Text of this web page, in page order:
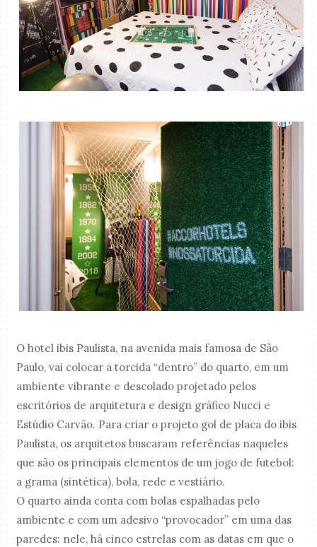
O hotel ibis Paulista, na avenida mais famosa de São
Paulo, vai colocar a torcida “dentro” do quarto, em um
ambiente vibrante e descolado projetado pelos
escritórios de arquitetura e design gráfico Nucci e
Estúdio Carvão. Para criar o projeto gol de placa do ibis
Paulista, os arquitetos buscaram referências naqueles
que são os principais elementos de um jogo de futebol:
a grama (sintética), bola, rede e vestiário.
O quarto ainda conta com bolas espalhadas pelo
ambiente e com um adesivo “provocador” em uma das
paredes: nele, há cinco estrelas com as datas em que o